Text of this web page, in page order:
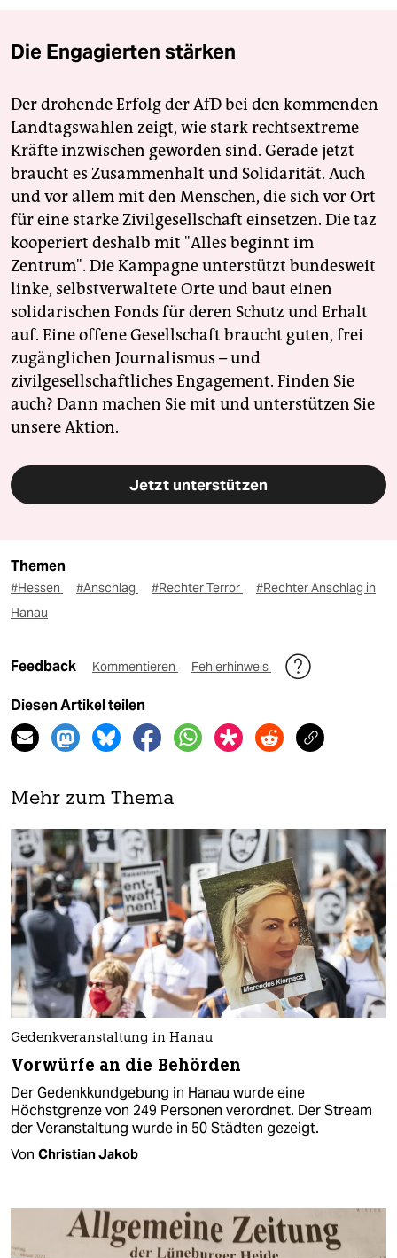
Die Engagierten stärken
Der drohende Erfolg der AfD bei den kommenden
Landtagswahlen zeigt, wie stark rechtsextreme
Kräfte inzwischen geworden sind. Gerade jetzt
braucht es Zusammenhalt und Solidarität. Auch
und vor allem mit den Menschen, die sich vor Ort
für eine starke Zivilgesellschaft einsetzen. Die taz
kooperiert deshalb mit "Alles beginnt im
Zentrum". Die Kampagne unterstützt bundesweit
linke, selbstverwaltete Orte und baut einen
solidarischen Fonds für deren Schutz und Erhalt
auf. Eine offene Gesellschaft braucht guten, frei
zugänglichen Journalismus – und
zivilgesellschaftliches Engagement. Finden Sie
auch? Dann machen Sie mit und unterstützen Sie
unsere Aktion.
Jetzt unterstützen
Themen
#Hessen #Anschlag #Rechter Terror
#Rechter Anschlag in
Hanau
Feedback Kommentieren Fehlerhinweis
Diesen Artikel teilen
Mehr zum Thema
Gedenkveranstaltung in Hanau
Vorwürfe an die Behörden
Der Gedenkkundgebung in Hanau wurde eine
Höchstgrenze von 249 Personen verordnet. Der Stream
der Veranstaltung wurde in 50 Städten gezeigt.
Von Christian Jakob